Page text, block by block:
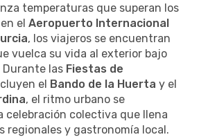
temperaturas que superan los
el Aeropuerto Internacional
, los viajeros se encuentran
vuelca su vida al exterior bajo
Durante las Fiestas de
el Bando de la Huerta y el
, el ritmo urbano se
celebración colectiva que llena
regionales y gastronomía local.